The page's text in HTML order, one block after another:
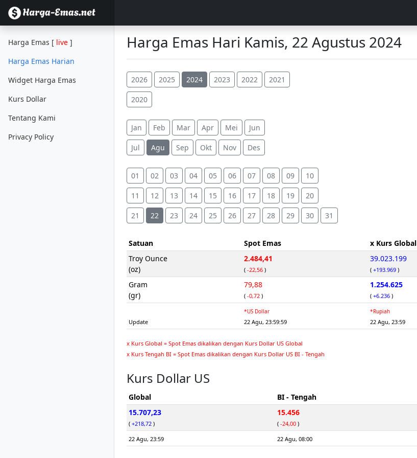
Harga Emas [ live ]
Harga Emas Harian
Widget Harga Emas
Kurs Dollar
Tentang Kami
Privacy Policy
Harga Emas Hari Kamis, 22 Agustus 2024
2026 2025 2024 2023 2022 2021
2020
Jan Feb Mar Apr Mei Jun
Jul Agu Sep Okt Nov Des
01 02 03 04 05 06 07 08 09 10
11 12 13 14 15 16 17 18 19 20
21 22 23 24 25 26 27 28 29 30 31
Satuan Spot Emas x Kurs Global
Troy Ounce
(oz)
2.484,41
( -22,56 )
39.023.199
( +193.969 )
Gram
(gr)
79,88
( -0,72 )
1.254.625
( +6.236 )
Update
*US Dollar
22 Agu, 23:59:59
*Rupiah
22 Agu, 23:59
x Kurs Global = Spot Emas dikalikan dengan Kurs Dollar US Global
x Kurs Tengah BI = Spot Emas dikalikan dengan Kurs Dollar US BI - Tengah
Kurs Dollar US
Global BI - Tengah
15.707,23
( +218,72 )
15.456
( -24,00 )
22 Agu, 23:59
22 Agu, 08:00